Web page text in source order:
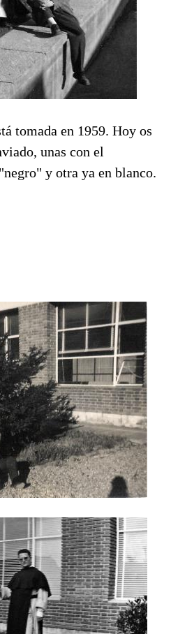
tomada en 1959. Hoy os
unas con el
y otra ya en blanco.